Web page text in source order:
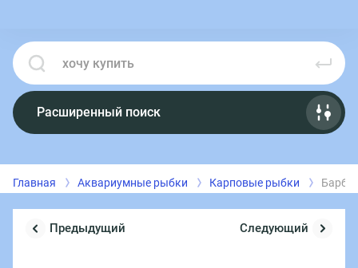
Расширенный поиск
Главная Аквариумные рыбки Карповые рыбки
Предыдущий Следующий